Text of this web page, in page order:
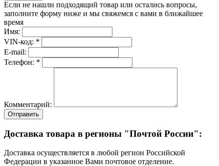
Если не нашли подходящий товар или остались вопросы,
заполните форму ниже и мы свяжемся с вами в ближайшее
время
Имя:
VIN-код: *
E-mail:
Телефон: *
Комментарий:
Отправить
Доставка товара в регионы "Почтой России":
Доставка осуществляется в любой регион Российской
Федерации в указанное Вами почтовое отделение.